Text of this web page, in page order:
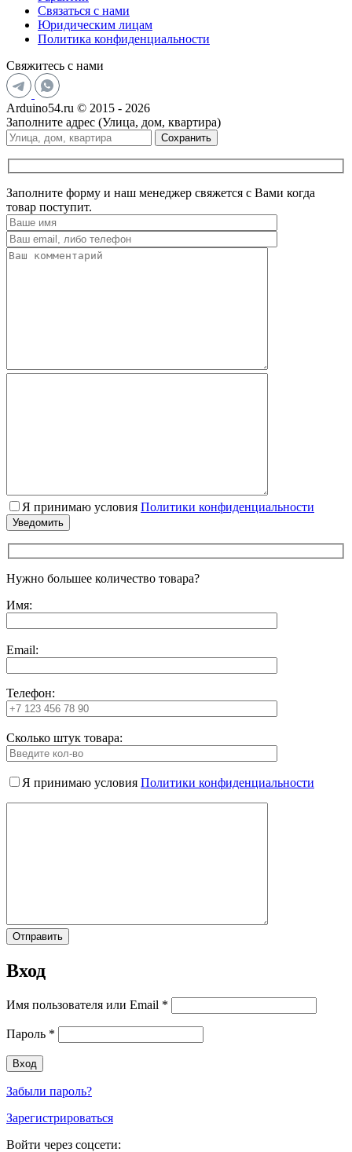
Связаться с нами
Юридическим лицам
Политика конфиденциальности
Свяжитесь с нами
Arduino54.ru © 2015 - 2026
Заполните адрес (Улица, дом, квартира)
Сохранить
Заполните форму и наш менеджер свяжется с Вами когда
товар поступит.
Я принимаю условия Политики конфиденциальности
Нужно большее количество товара?
Имя:
Email:
Телефон:
Сколько штук товара:
Я принимаю условия Политики конфиденциальности
Вход
Имя пользователя или Email *
Пароль *
Забыли пароль?
Зарегистрироваться
Войти через соцсети: